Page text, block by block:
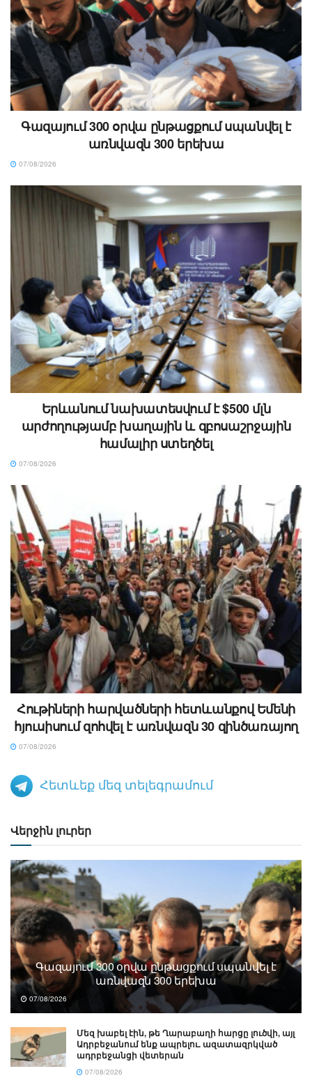
Գազայում 300 օրվա ընթացքում սպանվել է
առնվազն 300 երեխա
07/08/2026
Երևանում նախատեսվում է $500 մլն
արժողությամբ խաղային և զբոսաշրջային
համալիր ստեղծել
07/08/2026
Հութիների հարվածների հետևանքով Եմենի
հյուսիսում զոհվել է առնվազն 30 զինծառայող
07/08/2026
Հետևեք մեզ տելեգրամում
Վերջին լուրեր
Գազայում 300 օրվա ընթացքում սպանվել է
առնվազն 300 երեխա
07/08/2026
Մեզ խաբել էին, թե Ղարաբաղի հարցը լուծվի, այլ
Ադրբեջանում ենք ապրելու. ազատազրկված
ադրբեջանցի վետերան
07/08/2026